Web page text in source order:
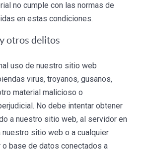
no cumple con las normas de
en estas condiciones.
otros delitos
uso de nuestro sitio web
virus, troyanos, gusanos,
material malicioso o
No debe intentar obtener
a nuestro sitio web, al servidor en
nuestro sitio web o a cualquier
o base de datos conectados a